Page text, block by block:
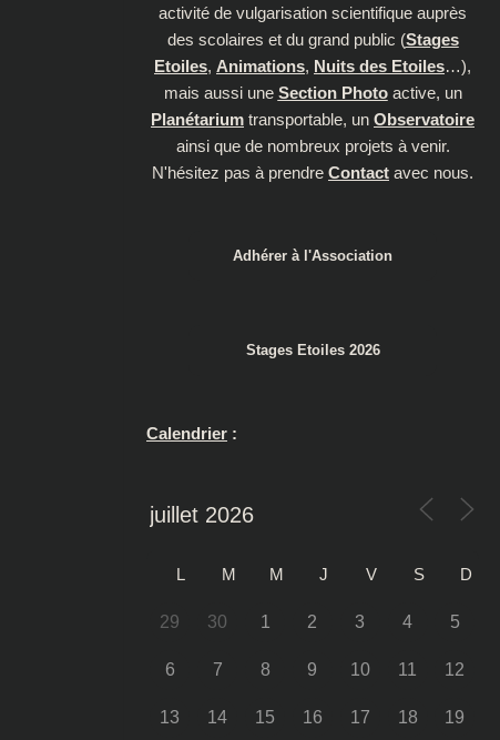
activité de vulgarisation scientifique auprès
des scolaires et du grand public (Stages
Etoiles, Animations, Nuits des Etoiles…),
mais aussi une Section Photoactive, un
Planétarium transportable, un Observatoire
ainsi que de nombreux projets à venir.
N'hésitez pas à prendre Contact avec nous.
Adhérer à l'Association
Stages Etoiles 2026
Calendrier :
L M M J V S D
29 30 1 2 3 4 5
6 7 8 9 10 11 12
13 14 15 16 17 18 19